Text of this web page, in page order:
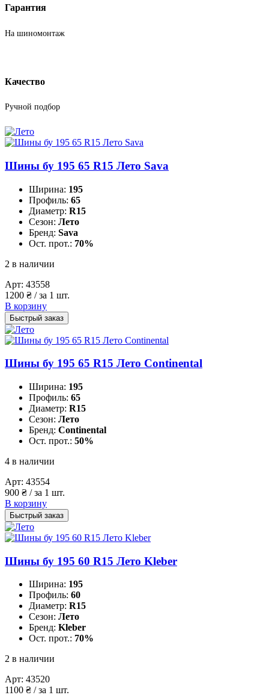
Гарантия
На шиномонтаж
Качество
Ручной подбор
Шины бу 195 65 R15 Лето Sava
Ширина: 195
Профиль: 65
Диаметр: R15
Сезон: Лето
Бренд: Sava
Ост. прот.: 70%
2 в наличии
Арт: 43558
1200 ₴ / за 1 шт.
В корзину
Быстрый заказ
Шины бу 195 65 R15 Лето Continental
Ширина: 195
Профиль: 65
Диаметр: R15
Сезон: Лето
Бренд: Continental
Ост. прот.: 50%
4 в наличии
Арт: 43554
900 ₴ / за 1 шт.
В корзину
Быстрый заказ
Шины бу 195 60 R15 Лето Kleber
Ширина: 195
Профиль: 60
Диаметр: R15
Сезон: Лето
Бренд: Kleber
Ост. прот.: 70%
2 в наличии
Арт: 43520
1100 ₴ / за 1 шт.